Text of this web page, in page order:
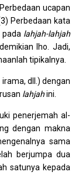
ucapan
Perbedaan kata
pada lahjah-lahjah
lho. Jadi,
tipikalnya.
dll.) dengan
lahjahini.
penerjemah al-
dengan makna
sama
berjumpa dua
satunya kepada